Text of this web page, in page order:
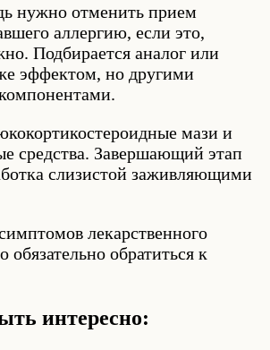
нужно отменить прием
аллергию, если это,
Подбирается аналог или
эффектом, но другими
мази и
средства. Завершающий этап
слизистой заживляющими
лекарственного
обязательно обратиться к
интересно: